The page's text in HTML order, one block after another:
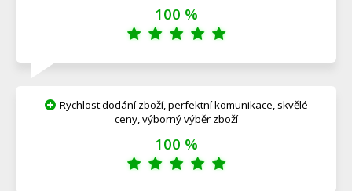
100 %
Rychlost dodání zboží, perfektní komunikace, skvělé
ceny, výborný výběr zboží
100 %